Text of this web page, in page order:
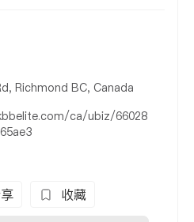
Richmond BC, Canada
ca/ubiz/66028
收藏